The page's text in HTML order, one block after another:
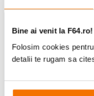
Bine ai venit la F64.ro!
Folosim cookies
detalii te rugam sa
Întrebare:
pentru o
15 x cm x